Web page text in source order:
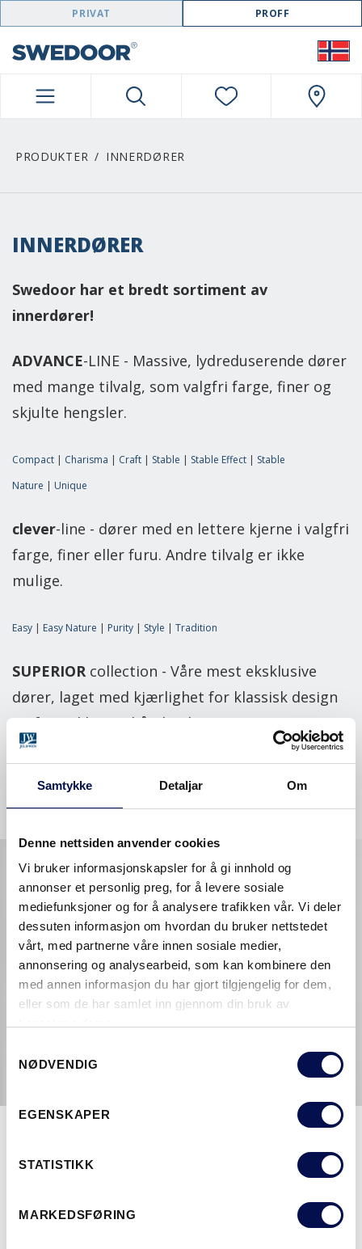
Samtykke Detaljar Om
Denne nettsiden anvender cookies
Vi bruker informasjonskapsler for å gi innhold og
annonser et personlig preg, for å levere sosiale
mediefunksjoner og for å analysere trafikken vår. Vi deler
dessuten informasjon om hvordan du bruker nettstedet
vårt, med partnerne våre innen sosiale medier,
annonsering og analysearbeid, som kan kombinere den
med annen informasjon du har gjort tilgjengelig for dem,
eller som de har samlet inn gjennom din bruk av
Selection
NØDVENDIG
EGENSKAPER
STATISTIKK
MARKEDSFØRING
SWEDOOR NAVIGATION
PRIVAT PROFF
PRODUKTER INNERDØRER
INNERDØRER
Swedoor har et bredt sortiment av
innerdører!
ADVANCE-LINE - Massive, lydreduserende dører
med mange tilvalg, som valgfri farge, finer og
skjulte hengsler.
Compact | Charisma | Craft | Stable | Stable Effect | Stable
Nature | Unique
clever-line - dører med en lettere kjerne i valgfri
farge, finer eller furu. Andre tilvalg er ikke
mulige.
Easy | Easy Nature | Purity | Style | Tradition
SUPERIOR collection - Våre mest eksklusive
dører, laget med kjærlighet for klassisk design
og førsteklasses håndverk.
SØK ALLE SERIER